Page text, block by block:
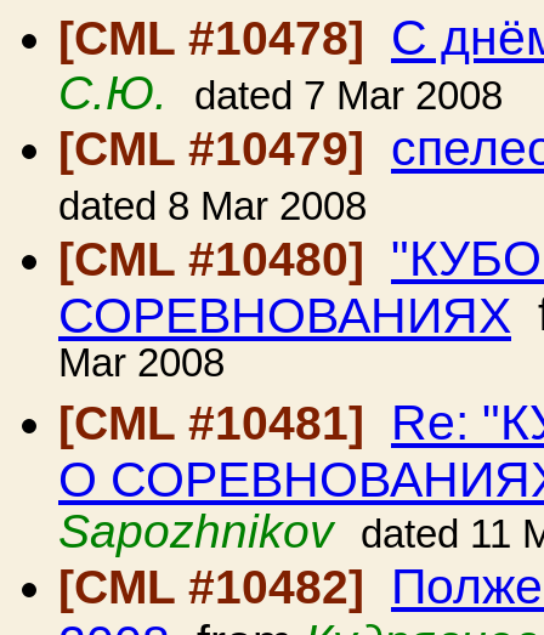
[CML #10478] С
С.Ю. dated 7 Mar 2008
[CML #10479]
dated 8 Mar 2008
[CML #10480]
СОРЕВНОВАНИЯХ
Mar 2008
[CML #10481]
Re:
О
Sapozhnikov
dated 11
[CML #10482]